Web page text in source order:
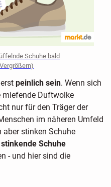
Schuhe bald
peinlich sein. Wenn sich
miefende Duftwolke
nur für den Träger der
im näheren Umfeld
aber stinken Schuhe
stinkende Schuhe
- und hier sind die